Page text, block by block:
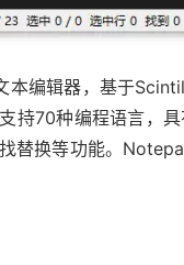
编辑器，基于
持70种编程语言，
替换等功能。